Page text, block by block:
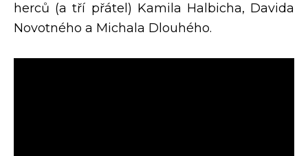
herců (a tří přátel) Kamila Halbicha, Davida
Novotného a Michala Dlouhého.